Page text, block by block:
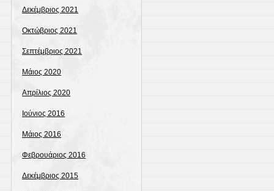
Δεκέμβριος 2021
Οκτώβριος 2021
Σεπτέμβριος 2021
Μάιος 2020
Απρίλιος 2020
Ιούνιος 2016
Μάιος 2016
Φεβρουάριος 2016
Δεκέμβριος 2015